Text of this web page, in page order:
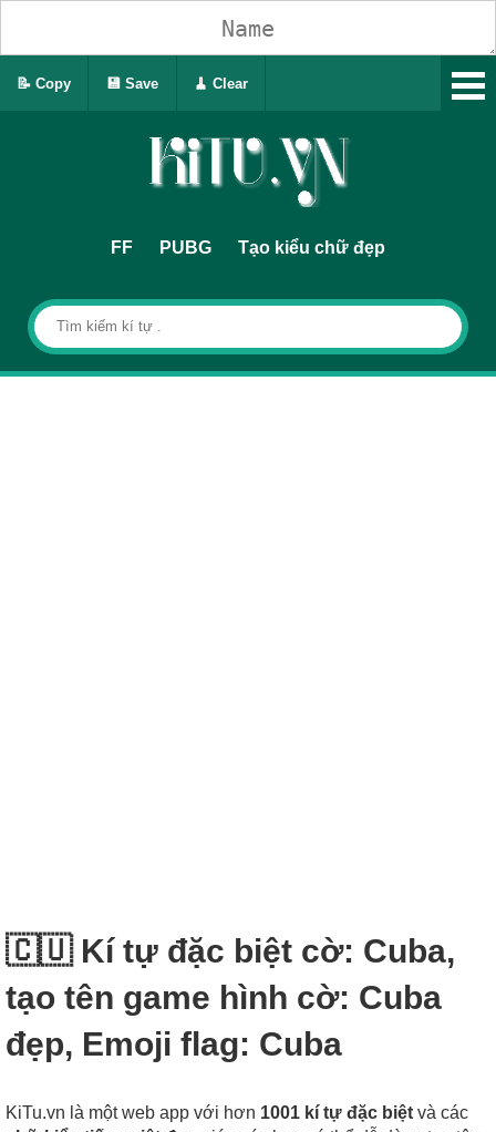
FF PUBG Tạo kiểu chữ đẹp
🇨🇺 Kí tự đặc biệt cờ: Cuba,
tạo tên game hình cờ: Cuba
đẹp, Emoji flag: Cuba
KiTu.vn là một web app với hơn 1001 kí tự đặc biệt và các
📝 Copy 💾 Save 🧹 Clear